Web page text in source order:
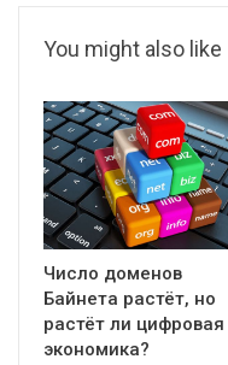
You might also like
Число доменов
Байнета растёт, но
растёт ли цифровая
экономика?